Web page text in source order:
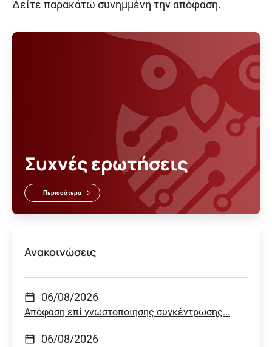
Δείτε παρακάτω συνημμένη την απόφαση.
Συχνές ερωτήσεις
Περισσότερα
Ανακοινώσεις
06/08/2026
Απόφαση επί γνωστοποίησης συγκέντρωσης...
06/08/2026